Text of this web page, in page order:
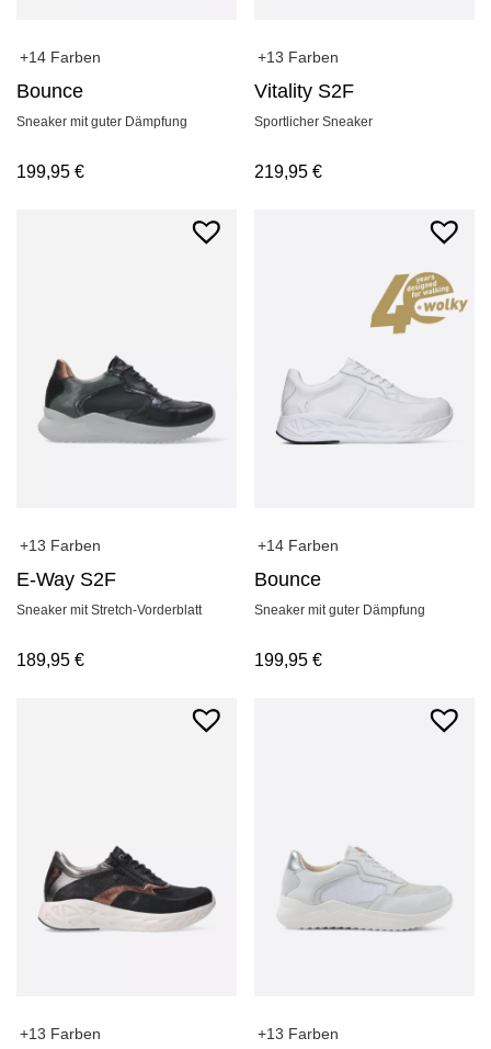
+14 Farben
Bounce
Sneaker mit guter Dämpfung
199,95 €
+13 Farben
Vitality S2F
Sportlicher Sneaker
219,95€
+13 Farben
E-Way S2F
Sneaker mit Stretch-Vorderblatt
189,95 €
+14 Farben
Bounce
Sneaker mit guter Dämpfung
199,95€
+13 Farben +13 Farben